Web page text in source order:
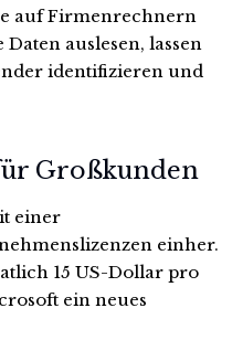
auf Firmenrechnern
auslesen, lassen
identifizieren und
Großkunden
einer
einher.
15 US-Dollar pro
ein neues